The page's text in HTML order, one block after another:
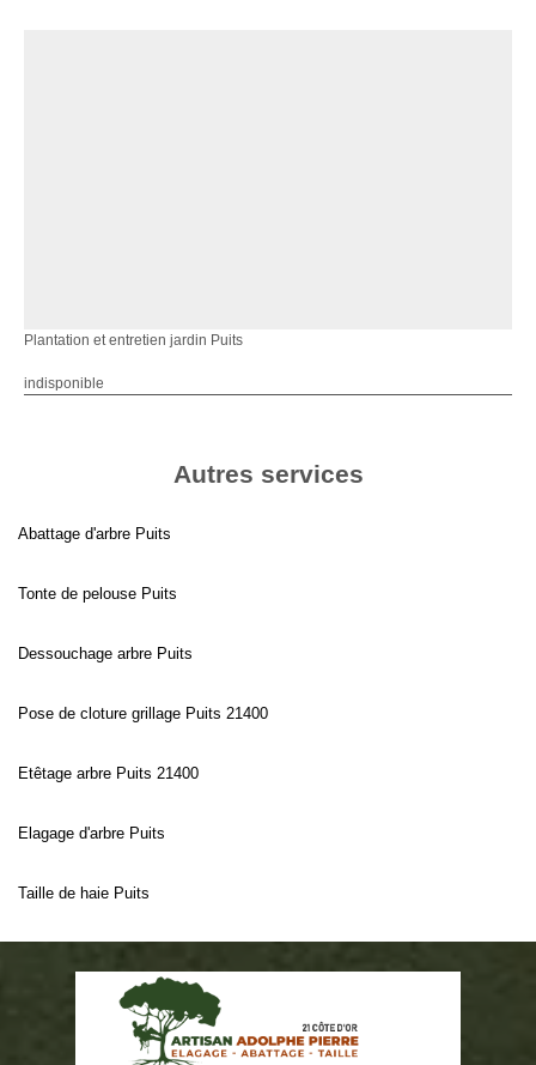
Plantation et entretien jardin Puits
indisponible
Autres services
Abattage d'arbre Puits
Tonte de pelouse Puits
Dessouchage arbre Puits
Pose de cloture grillage Puits 21400
Etêtage arbre Puits 21400
Elagage d'arbre Puits
Taille de haie Puits